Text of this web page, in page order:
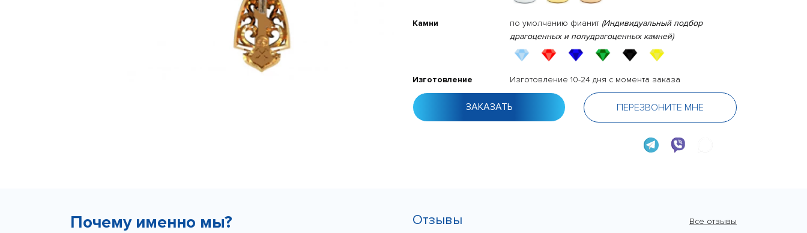
Камни по умолчанию фианит (Индивидуальный подбор
драгоценных и полудрагоценных камней)
Изготовление Изготовление 10-24 дня с момента заказа
ЗАКАЗАТЬ ПЕРЕЗВОНИТЕ МНЕ
Почему именно мы? Отзывы Все отзывы